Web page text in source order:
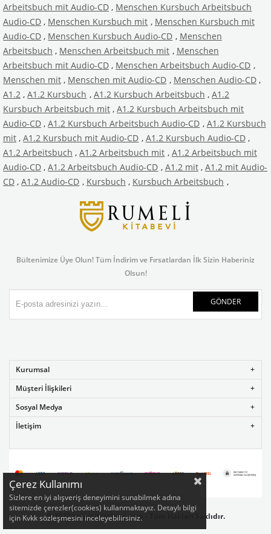
Arbeitsbuch mit Audio-CD , Menschen Kursbuch Arbeitsbuch
Audio-CD , Menschen Kursbuch mit , Menschen Kursbuch mit
Audio-CD , Menschen Kursbuch Audio-CD , Menschen
Arbeitsbuch , Menschen Arbeitsbuch mit , Menschen
Arbeitsbuch mit Audio-CD , Menschen Arbeitsbuch Audio-CD ,
Menschen mit , Menschen mit Audio-CD , Menschen Audio-CD ,
A1.2 , A1.2 Kursbuch , A1.2 Kursbuch Arbeitsbuch , A1.2
Kursbuch Arbeitsbuch mit , A1.2 Kursbuch Arbeitsbuch mit
Audio-CD , A1.2 Kursbuch Arbeitsbuch Audio-CD , A1.2 Kursbuch
mit , A1.2 Kursbuch mit Audio-CD , A1.2 Kursbuch Audio-CD ,
A1.2 Arbeitsbuch , A1.2 Arbeitsbuch mit , A1.2 Arbeitsbuch mit
Audio-CD , A1.2 Arbeitsbuch Audio-CD , A1.2 mit , A1.2 mit Audio-
CD , A1.2 Audio-CD , Kursbuch , Kursbuch Arbeitsbuch ,
Bültenimize Üye Olun! Tüm İndirim ve Fırsatlardan İlk Sizin Haberiniz
Olsun!
GÖNDER
Kurumsal
Müşteri İlişkileri
Sosyal Medya
İletişim
©2022 rumelikitabevi.com - Tüm Hakları Saklıdır.
Çerez Kullanımı
Sizlere en iyi alışveriş deneyimini sunabilmek adına
sitemizde çerezler(cookies) kullanmaktayız. Detaylı bilgi
için Kvkk sözleşmesini inceleyebilirsiniz.